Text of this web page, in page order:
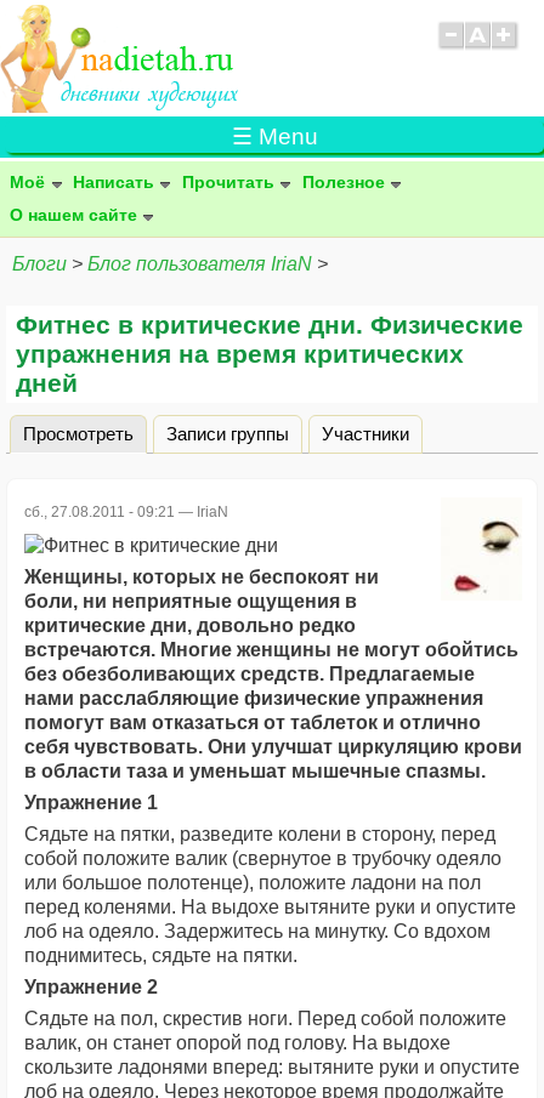
☰ Menu
Моё Написать Прочитать
Полезное
О нашем сайте
Блоги > Блог пользователя IriaN >
Фитнес в критические дни. Физические
упражнения на время критических
дней
Главные вкладки
Просмотреть (активная вкладка)
Записи группы Участники
сб., 27.08.2011 - 09:21 — IriaN
Женщины, которых не беспокоят ни
боли, ни неприятные ощущения в
критические дни, довольно редко
встречаются. Многие женщины не могут обойтись
без обезболивающих средств. Предлагаемые
нами расслабляющие физические упражнения
помогут вам отказаться от таблеток и отлично
себя чувствовать. Они улучшат циркуляцию крови
в области таза и уменьшат мышечные спазмы.
Упражнение 1
Сядьте на пятки, разведите колени в сторону, перед
собой положите валик (свернутое в трубочку одеяло
или большое полотенце), положите ладони на пол
перед коленями. На выдохе вытяните руки и опустите
лоб на одеяло. Задержитесь на минутку. Со вдохом
поднимитесь, сядьте на пятки.
Упражнение 2
Сядьте на пол, скрестив ноги. Перед собой положите
валик, он станет опорой под голову. На выдохе
скользите ладонями вперед: вытяните руки и опустите
лоб на одеяло. Через некоторое время продолжайте